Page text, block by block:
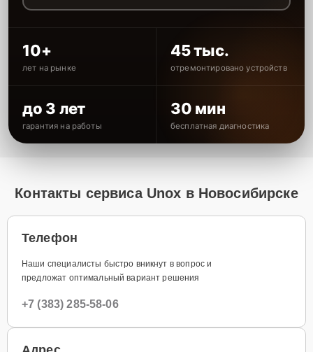
10+
лет на рынке
45 тыс.
отремонтировано устройств
до 3 лет
гарантия на работы
30 мин
бесплатная диагностика
Контакты сервиса Unox в Новосибирске
Телефон
Наши специалисты быстро вникнут в вопрос и
предложат оптимальный вариант решения
+7 (383) 285-58-06